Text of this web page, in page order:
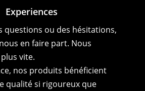
Experiences
questions ou des hésitations,
en faire part. Nous
vite.
nos produits bénéficient
qualité si rigoureux que